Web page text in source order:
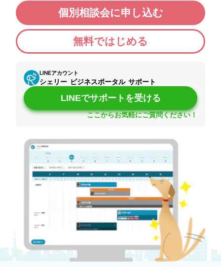
個別相談会に申し込む
無料ではじめる
LINEアカウント
シェリー ビジネスポータル サポート
LINEでサポートを受ける
ここからお気軽にご質問ください！